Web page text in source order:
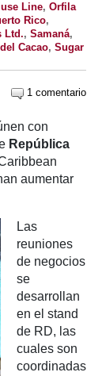
Line, Orfila
Rico,
Ltd., Samaná,
Cacao, Sugar
1 comentario
con
República
aumentar
Las
reuniones
de negocios
se
desarrollan
en el stand
de RD, las
cuales son
coordinadas